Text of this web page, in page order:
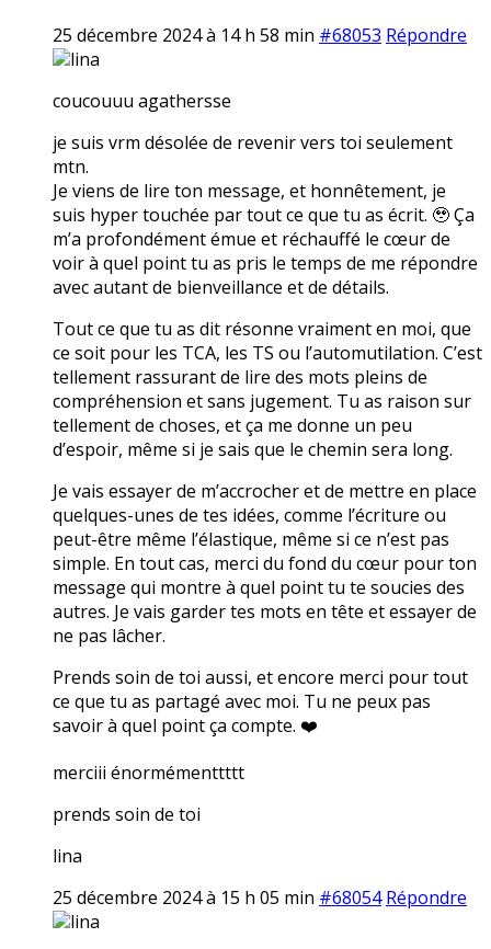
25 décembre 2024 à 14 h 58 min #68053 Répondre
lina
coucouuu agathersse
je suis vrm désolée de revenir vers toi seulement
mtn.
Je viens de lire ton message, et honnêtement, je
suis hyper touchée par tout ce que tu as écrit. 🥹 Ça
m’a profondément émue et réchauffé le cœur de
voir à quel point tu as pris le temps de me répondre
avec autant de bienveillance et de détails.
Tout ce que tu as dit résonne vraiment en moi, que
ce soit pour les TCA, les TS ou l’automutilation. C’est
tellement rassurant de lire des mots pleins de
compréhension et sans jugement. Tu as raison sur
tellement de choses, et ça me donne un peu
d’espoir, même si je sais que le chemin sera long.
Je vais essayer de m’accrocher et de mettre en place
quelques-unes de tes idées, comme l’écriture ou
peut-être même l’élastique, même si ce n’est pas
simple. En tout cas, merci du fond du cœur pour ton
message qui montre à quel point tu te soucies des
autres. Je vais garder tes mots en tête et essayer de
ne pas lâcher.
Prends soin de toi aussi, et encore merci pour tout
ce que tu as partagé avec moi. Tu ne peux pas
savoir à quel point ça compte. ❤️
merciii énormémenttttt
prends soin de toi
lina
25 décembre 2024 à 15 h 05 min #68054 Répondre
lina